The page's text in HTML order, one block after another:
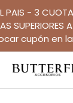
PAIS - 3
SUPERIORES
cupón en